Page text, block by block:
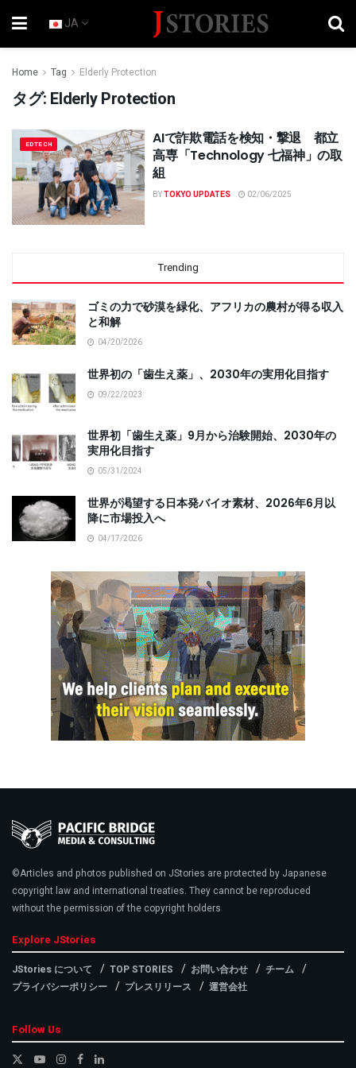
JA
Home Tag Elderly Protection
タグ: Elderly Protection
EDTECH
AIで詐欺電話を検知・撃退 都立
高専「Technology 七福神」の取
組
BYTOKYO UPDATES 02/06/2025
Trending
ゴミの力で砂漠を緑化、アフリカの農村が得る収入
と和解
04/20/2026
世界初の「歯生え薬」、2030年の実用化目指す
09/22/2023
世界初「歯生え薬」9月から治験開始、2030年の
実用化目指す
05/31/2024
世界が渇望する日本発バイオ素材、2026年6月以
降に市場投入へ
04/17/2026
©Articles and photos published on JStories are protected by Japanese
copyright law and international treaties. They cannot be reproduced
without the permission of the copyright holders
Explore JStories
JStories について TOP STORIES お問い合わせ
チーム
プライバシーポリシー
プレスリリース 運営会社
Follow Us